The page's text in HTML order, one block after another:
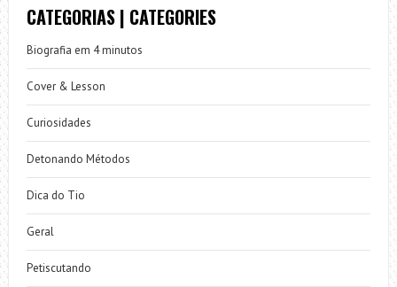
CATEGORIAS | CATEGORIES
Biografia em 4 minutos
Cover & Lesson
Curiosidades
Detonando Métodos
Dica do Tio
Geral
Petiscutando